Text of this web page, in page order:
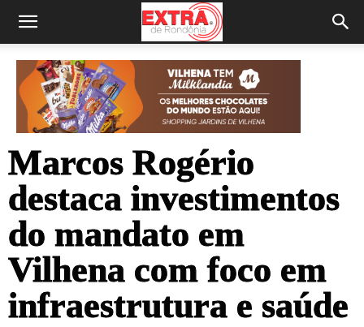
Marcos Rogério
destaca investimentos
do mandato em
Vilhena com foco em
infraestrutura e saúde